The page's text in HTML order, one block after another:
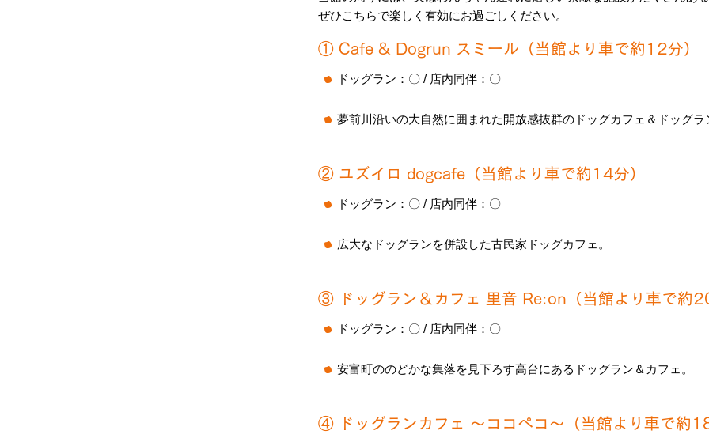
ぜひこちらで楽しく有効にお過ごしください。
① Cafe & Dogrun スミール（当館より車で約12分）
ドッグラン：〇 / 店内同伴：〇
夢前川沿いの大自然に囲まれた開放感抜群のドッグカフェ＆ドッグラ
② ユズイロ dogcafe（当館より車で約14分）
ドッグラン：〇 / 店内同伴：〇
広大なドッグランを併設した古民家ドッグカフェ。
③ ドッグラン＆カフェ 里音 Re:on（当館より車で約
ドッグラン：〇 / 店内同伴：〇
安富町ののどかな集落を見下ろす高台にあるドッグラン＆カフェ。
④ ドッグランカフェ ～ココペコ～（当館より車で約18